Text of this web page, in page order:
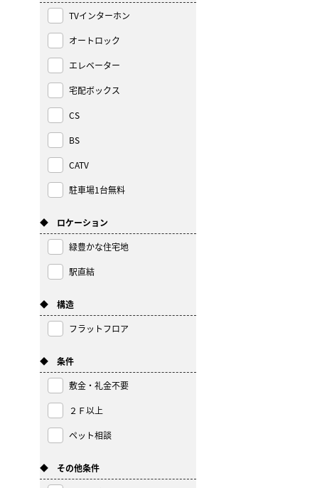
TVインターホン
オートロック
エレベーター
宅配ボックス
CS
BS
CATV
駐車場1台無料
◆ ロケーション
緑豊かな住宅地
駅直結
◆ 構造
フラットフロア
◆ 条件
敷金・礼金不要
２Ｆ以上
ペット相談
◆ その他条件